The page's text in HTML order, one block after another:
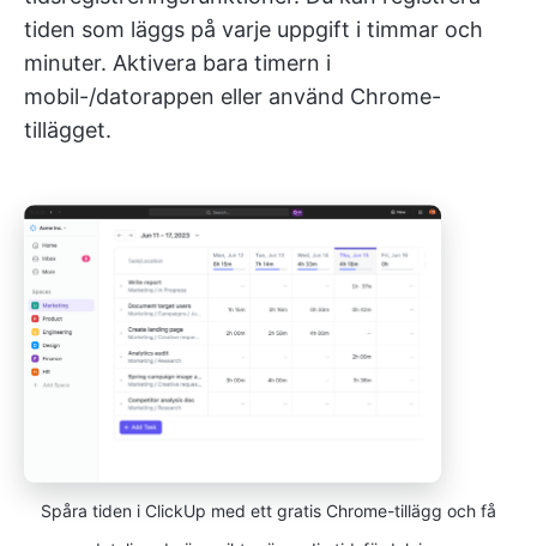
tiden som läggs på varje uppgift i timmar och
minuter. Aktivera bara timern i
mobil-/datorappen eller använd Chrome-
tillägget.
Spåra tiden i ClickUp med ett gratis Chrome-tillägg och få